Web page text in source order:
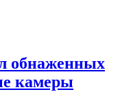
обнаженных
камеры